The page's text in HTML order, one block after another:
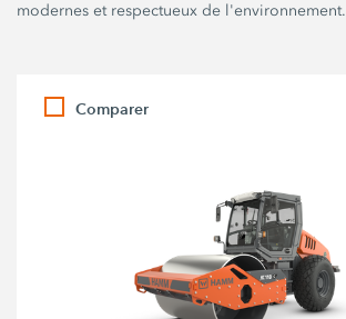
modernes et respectueux de l'environnement.
Comparer